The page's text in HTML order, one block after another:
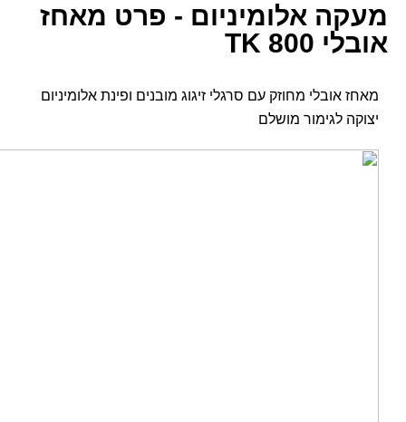
מעקה אלומיניום - פרט מאחז
אובלי TK 800
מאחז אובלי מחוזק עם סרגלי זיגוג מובנים ופינת אלומיניום
יצוקה לגימור מושלם